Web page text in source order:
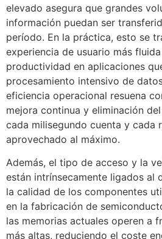
elevado asegura que grandes
información puedan ser
período. En la práctica, esto se
experiencia de usuario más
productividad en aplicaciones
procesamiento intensivo de
eficiencia operacional resuena
mejora continua y eliminación
cada milisegundo cuenta y cada
aprovechado al máximo.
Además, el tipo de acceso y la
están intrínsecamente ligados al
la calidad de los componentes
en la fabricación de
las memorias actuales operen a
más altas, reduciendo el coste